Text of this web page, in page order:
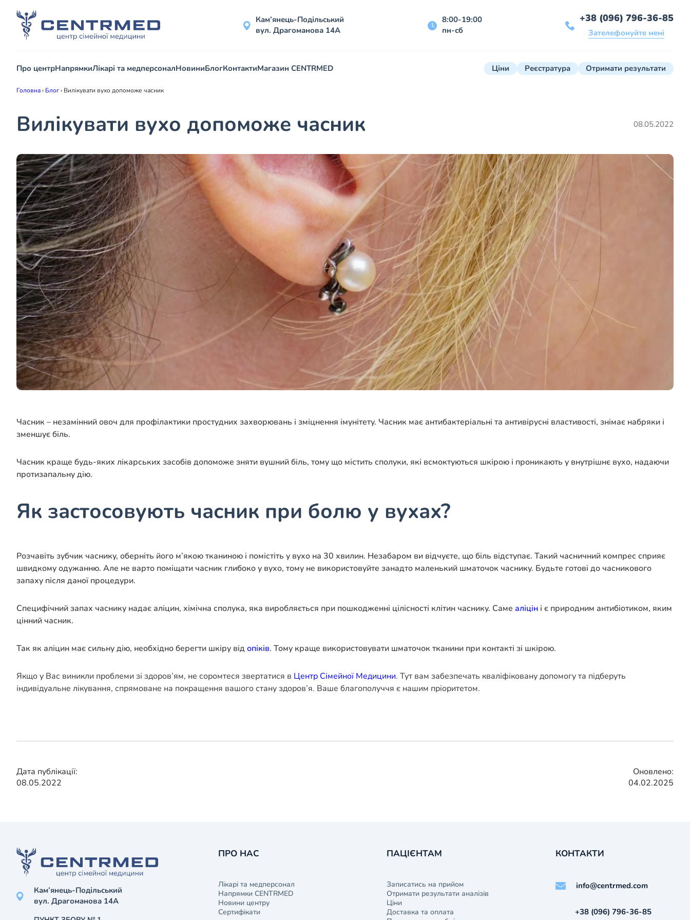
Кам’янець-Подільський
вул. Драгоманова 14А
8:00-19:00
пн-сб
+38 (096) 796-36-85
Зателефонуйте мені
Про центрНапрямкиЛікарі та медперсоналНовиниБлогКонтактиМагазин CENTRMED Ціни Реєстратура Отримати результати
Головна› Блог› Вилікувати вухо допоможе часник
Вилікувати вухо допоможе часник 08.05.2022
Часник – незамінний овоч для профілактики простудних захворювань і зміцнення імунітету. Часник має антибактеріальні та антивірусні властивості, знімає набряки і
зменшує біль.
Часник краще будь-яких лікарських засобів допоможе зняти вушний біль, тому що містить сполуки, які всмоктуються шкірою і проникають у внутрішнє вухо, надаючи
протизапальну дію.
Як застосовують часник при болю у вухах?
Розчавіть зубчик часнику, оберніть його м’якою тканиною і помістіть у вухо на 30 хвилин. Незабаром ви відчуєте, що біль відступає. Такий часничний компрес сприяє
швидкому одужанню. Але не варто поміщати часник глибоко у вухо, тому не використовуйте занадто маленький шматочок часнику. Будьте готові до часникового
запаху після даної процедури.
Специфічний запах часнику надає аліцин, хімічна сполука, яка виробляється при пошкодженні цілісності клітин часнику. Саме аліцін і є природним антибіотиком, яким
цінний часник.
Так як аліцин має сильну дію, необхідно берегти шкіру відопіків. Тому краще використовувати шматочок тканини при контакті зі шкірою.
Якщо у Вас виникли проблеми зі здоров’ям, не соромтеся звертатися в Центр Сімейної Медицини. Тут вам забезпечать кваліфіковану допомогу та підберуть
індивідуальне лікування, спрямоване на покращення вашого стану здоров’я. Ваше благополуччя є нашим пріоритетом.
Дата публікації:
08.05.2022
Оновлено:
04.02.2025
Кам’янець-Подільський
вул. Драгоманова 14А
ПРО НАС
Лікарі та медперсонал
Напрямки CENTRMED
Новини центру
Сертифікати
ПАЦІЄНТАМ
Записатись на прийом
Отримати результати аналізів
Ціни
Доставка та оплата
КОНТАКТИ
info@centrmed.com
+38 (096) 796-36-85